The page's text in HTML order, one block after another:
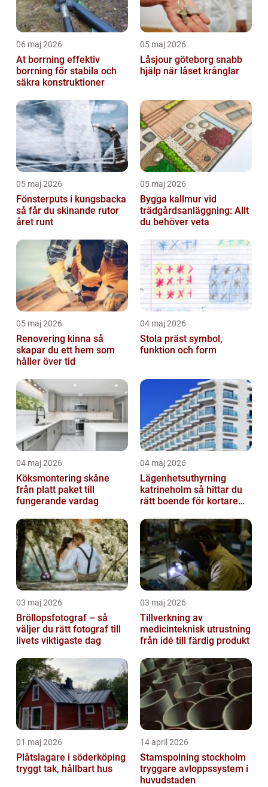
06 maj 2026
At borrning effektiv
borrning för stabila och
säkra konstruktioner
05 maj 2026
Låsjour göteborg snabb
hjälp när låset krånglar
05 maj 2026
Fönsterputs i kungsbacka
så får du skinande rutor
året runt
05 maj 2026
Bygga kallmur vid
trädgårdsanläggning: Allt
du behöver veta
05 maj 2026
Renovering kinna så
skapar du ett hem som
håller över tid
04 maj 2026
Stola präst symbol,
funktion och form
04 maj 2026
Köksmontering skåne
från platt paket till
fungerande vardag
04 maj 2026
Lägenhetsuthyrning
katrineholm så hittar du
rätt boende för kortare
03 maj 2026
Bröllopsfotograf – så
väljer du rätt fotograf till
livets viktigaste dag
03 maj 2026
Tillverkning av
medicinteknisk utrustning
från idé till färdig produkt
01 maj 2026
Plåtslagare i söderköping
tryggt tak, hållbart hus
14 april 2026
Stamspolning stockholm
tryggare avloppssystem i
huvudstaden